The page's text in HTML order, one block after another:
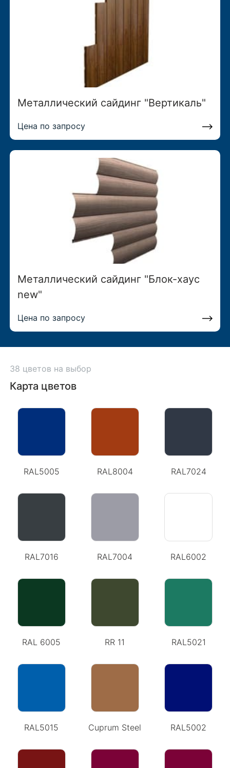
Металлический сайдинг "Вертикаль"
Цена по запросу
Металлический сайдинг "Блок-хаус
new"
Цена по запросу
38 цветов на выбор
Карта цветов
RAL5005 RAL8004 RAL7024
RAL7016 RAL7004 RAL6002
RAL 6005 RR 11 RAL5021
RAL5015 Сuprum Steel RAL5002